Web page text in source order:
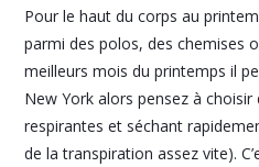
Pour le haut du corps au
parmi des polos, des chemises
meilleurs mois du printemps il
New York alors pensez à
respirantes et séchant
de la transpiration assez vite).